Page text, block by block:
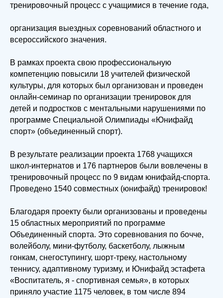
тренировочный процесс с учащимися в течение года,
организация выездных соревнований областного и
всероссийского значения.
В рамках проекта свою профессиональную
компетенцию повысили 18 учителей физической
культуры, для которых был организован и проведен
онлайн-семинар по организации тренировок для
детей и подростков с ментальными нарушениями по
программе Специальной Олимпиады «Юнифайд
спорт» (объединенный спорт).
В результате реализации проекта 1768 учащихся
школ-интернатов и 176 партнеров были вовлечены в
тренировочный процесс по 9 видам юнифайд-спорта.
Проведено 1540 совместных (юнифайд) тренировок!
Благодаря проекту были организованы и проведены
15 областных мероприятий по программе
Объединенный спорта. Это соревнования по бочче,
волейболу, мини-футболу, баскетболу, лыжным
гонкам, снегоступингу, шорт-треку, настольному
теннису, адаптивному туризму, и Юнифайд эстафета
«Воспитатель, я - спортивная семья», в которых
приняло участие 1175 человек, в том числе 894